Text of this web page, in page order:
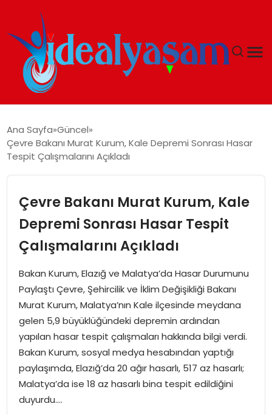
GÜNDEM
İDEAL YAŞAM
İDEAL SPOR
YAŞAM
MAGAZIN
SAĞLIK
SOSYAL HABER
Ana Sayfa Güncel
Çevre Bakanı Murat Kurum, Kale Depremi Sonrası Hasar
Tespit Çalışmalarını Açıkladı
Çevre Bakanı Murat Kurum, Kale
Depremi Sonrası Hasar Tespit
Çalışmalarını Açıkladı
Bakan Kurum, Elazığ ve Malatya’da Hasar Durumunu
Paylaştı Çevre, Şehircilik ve İklim Değişikliği Bakanı
Murat Kurum, Malatya’nın Kale ilçesinde meydana
gelen 5,9 büyüklüğündeki depremin ardından
yapılan hasar tespit çalışmaları hakkında bilgi verdi.
Bakan Kurum, sosyal medya hesabından yaptığı
paylaşımda, Elazığ’da 20 ağır hasarlı, 517 az hasarlı;
Malatya’da ise 18 az hasarlı bina tespit edildiğini
duyurdu….